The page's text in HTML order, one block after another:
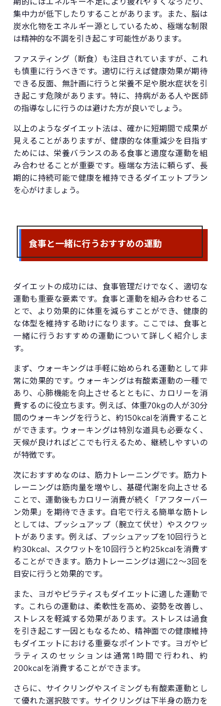
集中力が低下したりすることがあります。また、脳は
炭水化物をエネルギー源としているため、極端な制限
は精神的な不調を引き起こす可能性があります。
ファスティング（断食）も注目されていますが、これ
も慎重に行うべきです。適切に行えば健康効果が期待
できる反面、無計画に行うと栄養不足や脱水症状を引
き起こす危険があります。特に、持病がある人や医師
の指導なしに行うのは避けた方が良いでしょう。
以上のようなダイエット法は、確かに短期間で成果が
見えることがありますが、健康的な体重減少を目指す
ためには、栄養バランスのある食事と適度な運動を組
み合わせることが重要です。極端な方法に頼らず、長
期的に持続可能で健康を維持できるダイエットプラン
を心がけましょう。
食事と一緒に行うおすすめの運動
ダイエットの成功には、食事管理だけでなく、適切な
運動も重要な要素です。食事と運動を組み合わせるこ
とで、より効果的に体重を減らすことができ、健康的
な体型を維持する助けになります。ここでは、食事と
一緒に行うおすすめの運動について詳しく紹介しま
す。
まず、ウォーキングは手軽に始められる運動として非
常に効果的です。ウォーキングは有酸素運動の一種で
あり、心肺機能を向上させるとともに、カロリーを消
費するのに役立ちます。例えば、体重70kgの人が30分
間のウォーキングを行うと、約150kcalを消費すること
ができます。ウォーキングは特別な道具も必要なく、
天候が良ければどこでも行えるため、継続しやすいの
が特徴です。
次におすすめなのは、筋力トレーニングです。筋力ト
レーニングは筋肉量を増やし、基礎代謝を向上させる
ことで、運動後もカロリー消費が続く「アフターバー
ン効果」を期待できます。自宅で行える簡単な筋トレ
としては、プッシュアップ（腕立て伏せ）やスクワッ
トがあります。例えば、プッシュアップを10回行うと
約30kcal、スクワットを10回行うと約25kcalを消費す
ることができます。筋力トレーニングは週に2〜3回を
目安に行うと効果的です。
また、ヨガやピラティスもダイエットに適した運動で
す。これらの運動は、柔軟性を高め、姿勢を改善し、
ストレスを軽減する効果があります。ストレスは過食
を引き起こす一因ともなるため、精神面での健康維持
もダイエットにおける重要なポイントです。ヨガやピ
ラティスのセッションは通常1時間で行われ、約
200kcalを消費することができます。
さらに、サイクリングやスイミングも有酸素運動とし
て優れた選択肢です。サイクリングは下半身の筋力を